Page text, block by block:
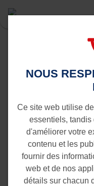
Gran
Anvers vers Gran
Vols de
NOUS
Ce site web utilise
essentiels, tandis
d'améliorer votre
contenu et les
fournir des
web et de nos
détails sur chacun